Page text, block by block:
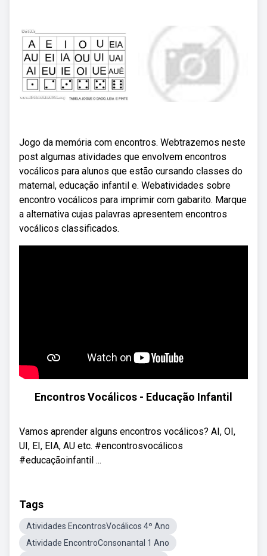
Jogo da memória com encontros. Webtrazemos neste
post algumas atividades que envolvem encontros
vocálicos para alunos que estão cursando classes do
maternal, educação infantil e. Webatividades sobre
encontro vocálicos para imprimir com gabarito. Marque
a alternativa cujas palavras apresentem encontros
vocálicos classificados.
Encontros Vocálicos - Educação Infantil
Vamos aprender alguns encontros vocálicos? AI, OI,
UI, EI, EIA, AU etc. #encontrosvocálicos
#educaçãoinfantil ...
Tags
Atividades EncontrosVocálicos 4º Ano
Atividade EncontroConsonantal 1 Ano